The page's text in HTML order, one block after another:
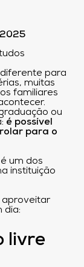
para
muitas
familiares
ou
é possível
para o
um dos
instituição
aproveitar
dia:
livre